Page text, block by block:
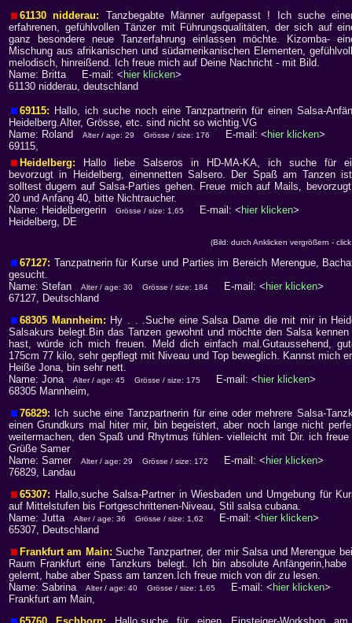
61130 nidderau: Tanzbegabte Männer aufgepasst ! Ich suche
erfahrenen, gefühlvollen Tänzer mit Führungsqualitäten, der sich auf
ganz besondere neue Tanzerfahrung einlassen möchte. Kizomba-
Mischung aus afrikanischen und südamerikanischen Elementen,
melodisch, hinreißend. Ich freue mich auf Deine Nachricht - mit Bild.
Name: Britta E-mail: < hier klicken>
61130 nidderau, deutschland
69115: Hallo, ich suche noch eine Tanzpartnerin für einen Salsa-
Heidelberg.Alter, Grösse, etc. sind nicht so wichtig.VG
Name: Roland
Alter / age: 29 Grösse / size: 176 E-mail: < hier klicken>
69115,
Heidelberg:
Hallo liebe Salseros in HD-MA-KA, ich suche für
bevorzugt in Heidelberg, einennetten Salsero. Der Spaß am Tanzen
solltest dugern auf Salsa-Parties gehen. Freue mich auf Mails,
20 und Anfang 40, bitte Nichtraucher.
Name: Heidelbergerin
Grösse / size: 1,65 E-mail: < hier klicken>
Heidelberg, DE
(Bild: durch Anklicken vergrößern -
67127: Tanzpatnerin für Kurse und Parties im Bereich Merengue,
gesucht.
Name: Stefan
Alter / age: 30 Grösse / size: 184 E-mail: < hier klicken>
67127, Deutschland
68305 Mannheim: Hy . . .Suche eine Salsa Dame die mit mir in
Salsakurs belegt.Bin das Tanzen gewohnt und möchte den Salsa
hast, würde ich mich freuen. Meld dich einfach mal.Gutaussehend,
175cm 77 kilo, sehr gepflegt mit Niveau und Top beweglich. Kannst mich
Heiße Jona, bin sehr nett.
Name: Jona
Alter / age: 45 Grösse / size: 175 E-mail: < hier klicken>
68305 Mannheim,
76829:
Ich suche eine Tanzpartnerin für eine oder mehrere Salsa-
einen Grundkurs mal hiter mir, bin begeistert, aber noch lange nicht
weitermachen, den Spaß und Rhytmus fühlen- vielleicht mit Dir. ich
Grüße Samer
Name: Samer
Alter / age: 29 Grösse / size: 172 E-mail: < hier klicken>
76829, Landau
65307: Hallo,suche Salsa-Partner in Wiesbaden und Umgebung für
auf Mittelstufen bis Fortgeschrittenen-Niveau, Stil salsa cubana.
Name: Jutta
Alter / age: 36 Grösse / size: 1,62 E-mail: < hier klicken>
65307, Deutschland
Frankfurt am Main: Suche Tanzpartner, der mir Salsa und Merengue
Raum Frankfurt eine Tanzkurs belegt. Ich bin absolute
gelernt, habe aber Spass am tanzen.Ich freue mich von dir zu lesen.
Name: Sabrina
Alter / age: 40 Grösse / size: 1.65 E-mail: < hier klicken>
Frankfurt am Main,